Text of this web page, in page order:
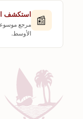
📰 استكشف
مرجع
الأوسط.